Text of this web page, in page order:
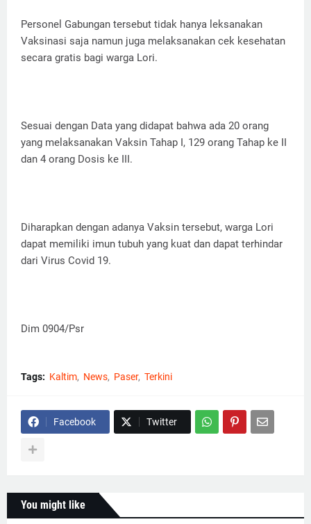
Personel Gabungan tersebut tidak hanya leksanakan
Vaksinasi saja namun juga melaksanakan cek kesehatan
secara gratis bagi warga Lori.
Sesuai dengan Data yang didapat bahwa ada 20 orang
yang melaksanakan Vaksin Tahap I, 129 orang Tahap ke II
dan 4 orang Dosis ke III.
Diharapkan dengan adanya Vaksin tersebut, warga Lori
dapat memiliki imun tubuh yang kuat dan dapat terhindar
dari Virus Covid 19.
Dim 0904/Psr
Tags: Kaltim News Paser Terkini
Facebook Twitter
You might like